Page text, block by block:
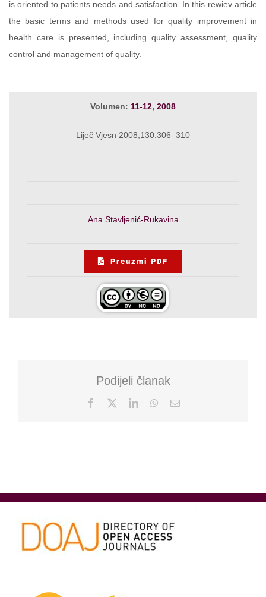
is oriented to patients needs and satisfaction. In this rewiev article
the basic terms and methods used for quality improvement in
health care is presented, including quality assessment, quality
control and management of quality.
Volumen: 11-12, 2008
Liječ Vjesn 2008;130:306–310
Ana Stavljenić-Rukavina
Preuzmi PDF
Podijeli članak
Facebook LinkedInWhatsApp
Email: